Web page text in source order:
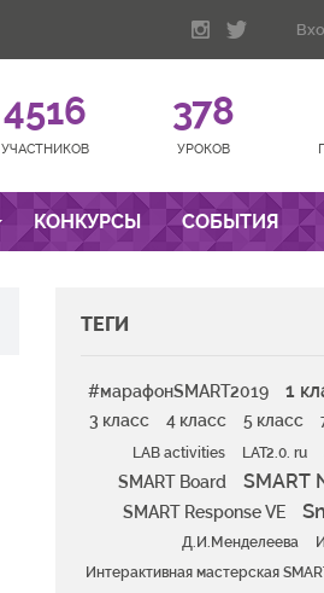
4516
УЧАСТНИКОВ
378
УРОКОВ
КОНКУРСЫ СОБЫТИЯ
ТЕГИ
#марафонSMART2019 1
3 класс 4 класс 5 класс
LAB activities LAT2.0. ru
SMART Board SMART
SMART Response VE
Д.И.Менделеева
Интерактивная мастерская